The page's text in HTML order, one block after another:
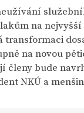
na
transformaci
na novou
členy bude
NKÚ a